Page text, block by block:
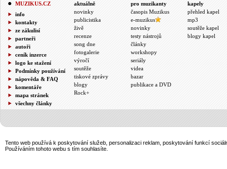
MUZIKUS.CZ
info
kontakty
ze zákulisí
partneři
autoři
ceník inzerce
logo ke stažení
Podmínky používání
nápověda & FAQ
komentáře
mapa stránek
všechny články
aktuálně
novinky
publicistika
živě
recenze
song dne
fotogalerie
výročí
soutěže
tiskové zprávy
blogy
Rock+
pro muzikanty
časopis Muzikus
e-muzikus
novinky
testy nástrojů
články
workshopy
seriály
videa
bazar
publikace a DVD
kapely
přehled kapel
mp3
soutěže kapel
blogy kapel
Tento web používá k poskytování služeb, personalizaci reklam, poskytování funkcí
Používáním tohoto webu s tím souhlasíte.